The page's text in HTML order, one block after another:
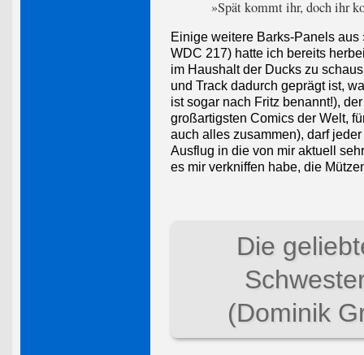
»Spät kommt ihr, doch ihr
Einige weitere Barks-Panels
WDC 217) hatte ich bereits
im Haushalt der Ducks zu
und Track dadurch geprägt ist,
ist sogar nach Fritz benannt!),
großartigsten Comics der Welt,
auch alles zusammen), darf
Ausflug in die von mir aktuell
es mir verkniffen habe, die
Die
(Dominik